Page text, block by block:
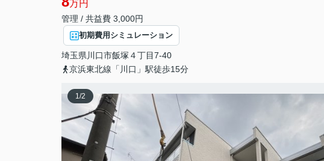
万円
管理 / 共益費 3,000円
初期費用シミュレーション
埼玉県 川口市飯塚 ４丁目7-40
京浜東北線「川口」駅徒歩15分
1/2